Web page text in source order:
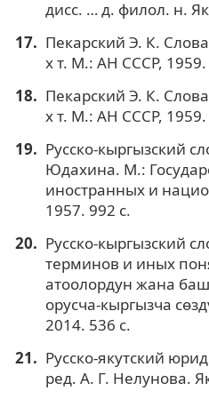
дисс. … д. филол. н.
Пекарский Э. К.
х т. М.: АН СССР, 1959.
Пекарский Э. К.
х т. М.: АН СССР, 1959.
Русско-кыргызский
Юдахина. М.:
иностранных и
1957. 992 с.
Русско-кыргызский
терминов и иных
атоолордун жана
орусча-кыргызча
2014. 536 с.
Русско-якутский
ред. А. Г. Нелунова.